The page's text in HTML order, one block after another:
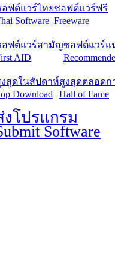
ฟต์แวร์ไทย
Software
ซอฟต์แวร์ฟรี
Freeware
ฟต์แวร์สามัญ
AID
ซอฟต์แวร์แ
สุดในสัปดาห์
Download
สูงสุดตลอดก
Hall of Fame
งโปรแกรม
Software